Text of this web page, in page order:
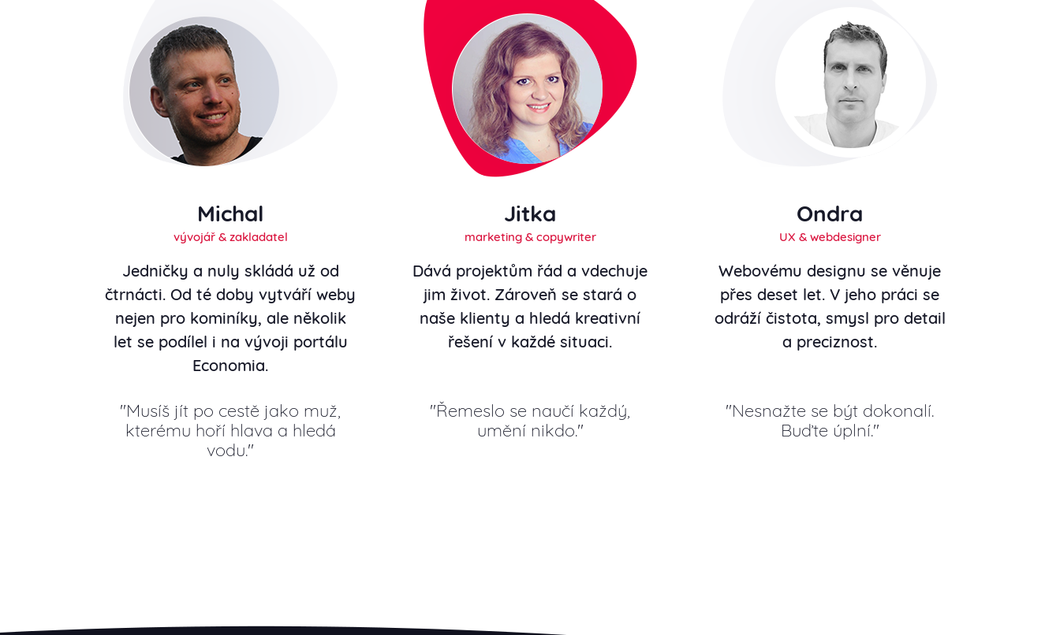
Michal
vývojář & zakladatel
Jedničky a nuly skládá už od
čtrnácti. Od té doby vytváří weby
nejen pro kominíky, ale několik
let se podílel i na vývoji portálu
Economia.
Musíš jít po cestě jako muž,
kterému hoří hlava a hledá
vodu.
Jitka
marketing & copywriter
Dává projektům řád a vdechuje
jim život. Zároveň se stará o
naše klienty a hledá kreativní
řešení v každé situaci.
Řemeslo se naučí každý,
umění nikdo.
Ondra
UX & webdesigner
Webovému designu se věnuje
přes deset let. V jeho práci se
odráží čistota, smysl pro detail
a preciznost.
Nesnažte se být dokonalí.
Buďte úplní.